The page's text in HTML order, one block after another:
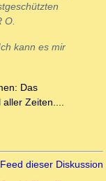
O.
kann es mir
Das
Zeiten....
dieser Diskussion